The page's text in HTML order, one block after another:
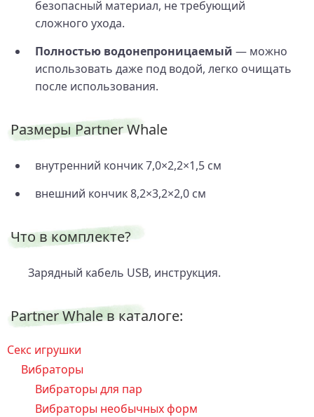
безопасный материал, не требующий
сложного ухода.
Полностью водонепроницаемый — можно
использовать даже под водой, легко очищать
после использования.
Размеры Partner Whale
внутренний кончик 7,0×2,2×1,5 см
внешний кончик 8,2×3,2×2,0 см
Что в комплекте?
Зарядный кабель USB, инструкция.
Partner Whale в каталоге:
Секс игрушки
Вибраторы
Вибраторы для пар
Вибраторы необычных форм